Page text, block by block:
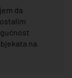
da
na